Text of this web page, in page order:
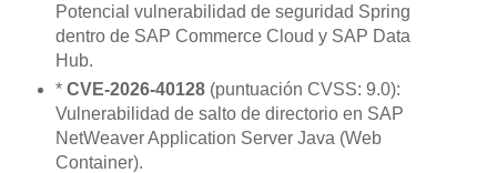
Potencial vulnerabilidad de seguridad Spring
dentro de SAP Commerce Cloud y SAP Data
Hub.
* CVE-2026-40128(puntuación CVSS: 9.0):
Vulnerabilidad de salto de directorio en SAP
NetWeaver Application Server Java (Web
Container).